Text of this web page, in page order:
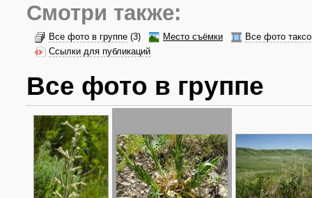
Смотри также:
Все фото в группе (3) Место съёмки
Все фото
Ссылки для публикаций
Все фото в группе